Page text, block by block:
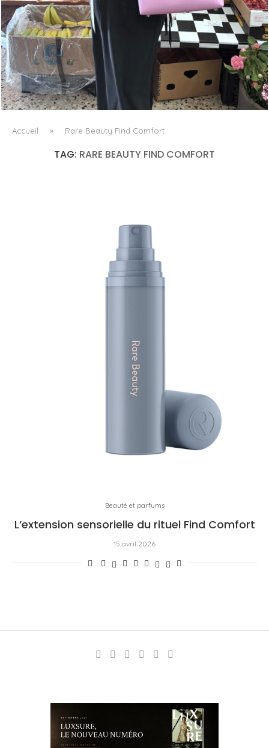
LE BAULETTO DE MM6 MAISON MARGIELA, OU LA
GÉOMÉTRIE COMME SEUL ORNEMENT
Accueil » Rare Beauty Find Comfort
TAG: RARE BEAUTY FIND COMFORT
Beauté et parfums
L’extension sensorielle du rituel Find Comfort
15 avril 2026